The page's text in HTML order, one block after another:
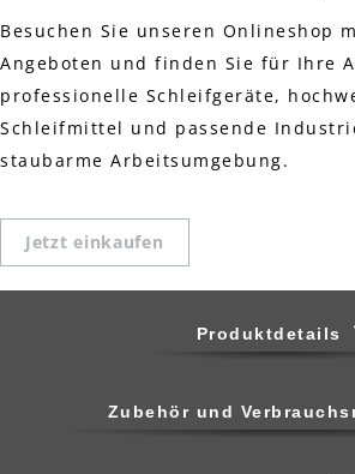
Besuchen Sie unseren Onlineshop
Angeboten und finden Sie für Ihre
professionelle Schleifgeräte,
Schleifmittel und passende
staubarme Arbeitsumgebung.
Jetzt einkaufen
Produktdetails
Zubehör und